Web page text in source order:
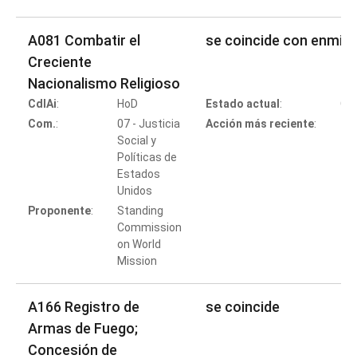
A081 Combatir el
Creciente
Nacionalismo Religioso
se coincide con
CdlAi:
HoD
Com.:
07 - Justicia
Social y
Políticas de
Estados
Unidos
Proponente:
Standing
Commission
on World
Mission
Estado actual :
Acción más reciente:
A166 Registro de
Armas de Fuego;
Concesión de
se coincide